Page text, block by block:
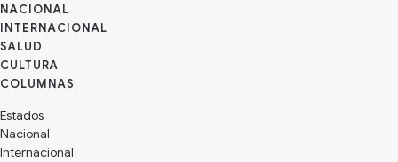
NACIONAL
INTERNACIONAL
SALUD
CULTURA
Estados
Nacional
Internacional